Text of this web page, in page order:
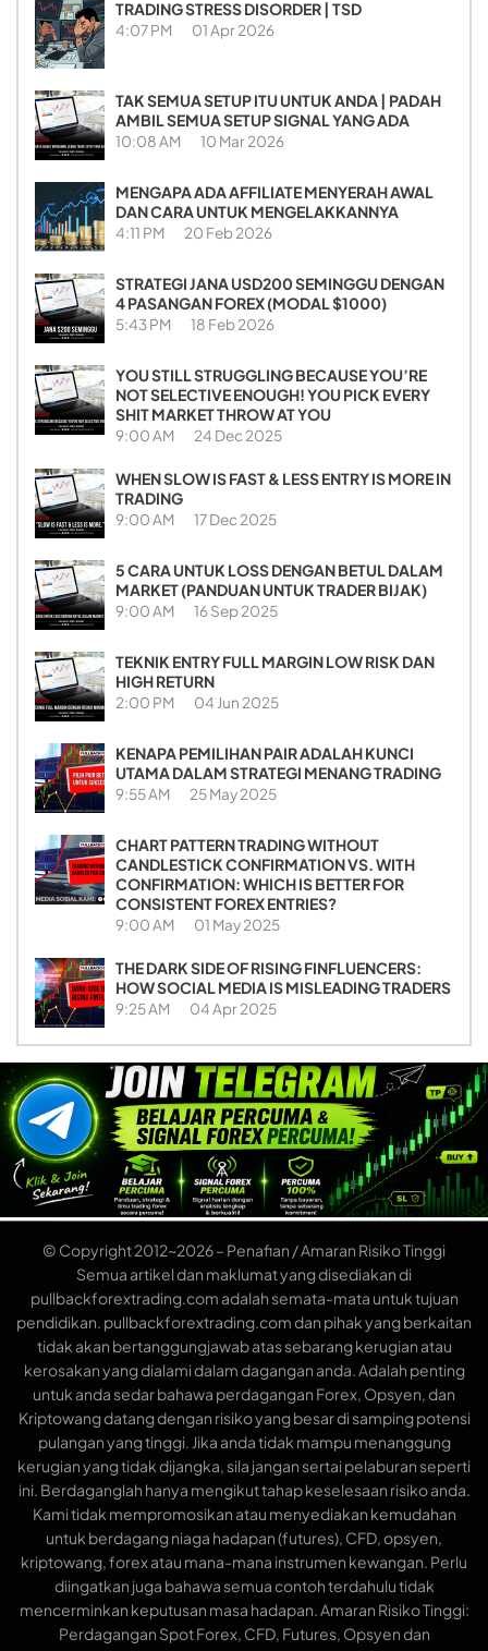
TRADING STRESS DISORDER | TSD
4:07 PM 01 Apr 2026
TAK SEMUA SETUP ITU UNTUK ANDA | PADAH
AMBIL SEMUA SETUP SIGNAL YANG ADA
10:08 AM 10 Mar 2026
MENGAPA ADA AFFILIATE MENYERAH AWAL
DAN CARA UNTUK MENGELAKKANNYA
4:11 PM 20 Feb 2026
STRATEGI JANA USD200 SEMINGGU DENGAN
4 PASANGAN FOREX (MODAL $1000)
5:43 PM 18 Feb 2026
YOU STILL STRUGGLING BECAUSE YOU’RE
NOT SELECTIVE ENOUGH! YOU PICK EVERY
SHIT MARKET THROW AT YOU
9:00 AM 24 Dec 2025
WHEN SLOW IS FAST & LESS ENTRY IS MORE IN
TRADING
9:00 AM 17 Dec 2025
5 CARA UNTUK LOSS DENGAN BETUL DALAM
MARKET (PANDUAN UNTUK TRADER BIJAK)
9:00 AM 16 Sep 2025
TEKNIK ENTRY FULL MARGIN LOW RISK DAN
HIGH RETURN
2:00 PM 04 Jun 2025
KENAPA PEMILIHAN PAIR ADALAH KUNCI
UTAMA DALAM STRATEGI MENANG TRADING
9:55 AM 25 May 2025
CHART PATTERN TRADING WITHOUT
CANDLESTICK CONFIRMATION VS. WITH
CONFIRMATION: WHICH IS BETTER FOR
CONSISTENT FOREX ENTRIES?
9:00 AM 01 May 2025
THE DARK SIDE OF RISING FINFLUENCERS:
HOW SOCIAL MEDIA IS MISLEADING TRADERS
9:25 AM 04 Apr 2025
© Copyright 2012~2026 – Penafian / Amaran Risiko Tinggi
Semua artikel dan maklumat yang disediakan di
pullbackforextrading.com adalah semata-mata untuk tujuan
pendidikan. pullbackforextrading.com dan pihak yang berkaitan
tidak akan bertanggungjawab atas sebarang kerugian atau
kerosakan yang dialami dalam dagangan anda. Adalah penting
untuk anda sedar bahawa perdagangan Forex, Opsyen, dan
Kriptowang datang dengan risiko yang besar di samping potensi
pulangan yang tinggi. Jika anda tidak mampu menanggung
kerugian yang tidak dijangka, sila jangan sertai pelaburan seperti
ini. Berdaganglah hanya mengikut tahap keselesaan risiko anda.
Kami tidak mempromosikan atau menyediakan kemudahan
untuk berdagang niaga hadapan (futures), CFD, opsyen,
kriptowang, forex atau mana-mana instrumen kewangan. Perlu
diingatkan juga bahawa semua contoh terdahulu tidak
mencerminkan keputusan masa hadapan. Amaran Risiko Tinggi:
Perdagangan Spot Forex, CFD, Futures, Opsyen dan